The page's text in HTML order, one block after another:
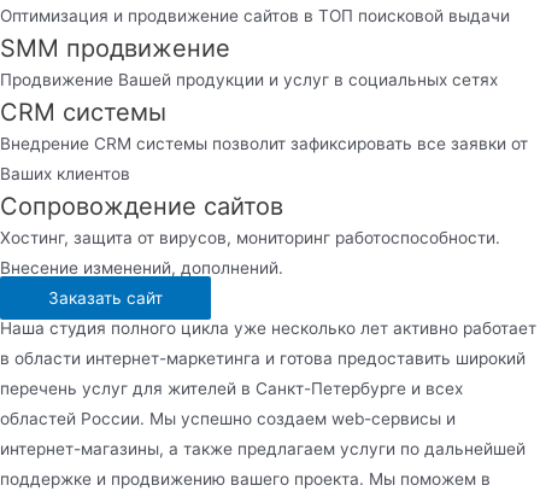
Оптимизация и продвижение сайтов в ТОП поисковой выдачи
SMM продвижение
Продвижение Вашей продукции и услуг в социальных сетях
CRM системы
Внедрение CRM системы позволит зафиксировать все заявки от
Ваших клиентов
Сопровождение сайтов
Хостинг, защита от вирусов, мониторинг работоспособности.
Внесение изменений, дополнений.
Заказать сайт
Наша студия полного цикла уже несколько лет активно работает
в области интернет-маркетинга и готова предоставить широкий
перечень услуг для жителей в Санкт-Петербурге и всех
областей России. Мы успешно создаем web-сервисы и
интернет-магазины, а также предлагаем услуги по дальнейшей
поддержке и продвижению вашего проекта. Мы поможем в